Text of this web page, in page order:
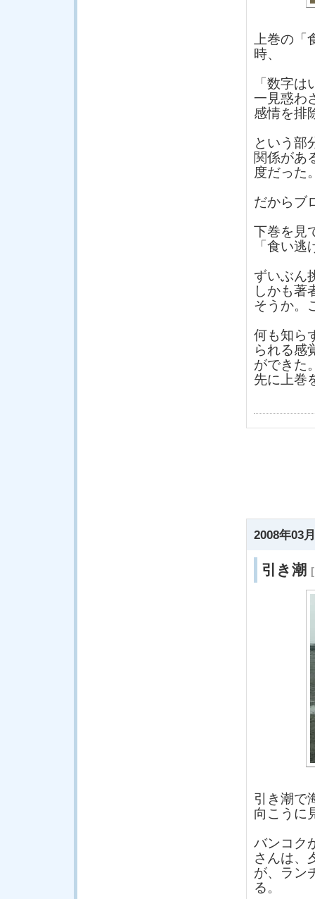
上巻の
時、
「数字
一見惑わ
感情を排
という部
関係があ
度だった
だからブ
下巻を見
「食い
ずいぶん
しかも著
そうか。
何も知ら
られる感
ができた
先に上巻
2008年03
引き潮
引き潮で
向こうに
バンコク
さんは、
が、ラン
る。